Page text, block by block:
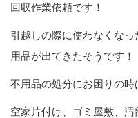
回収作業依頼です！
引越しの際に使わなくな
用品が出てきたそうです！
不用品の処分にお困りの時
空家片付け、ゴミ屋敷、